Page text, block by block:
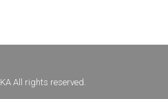
All rights reserved.